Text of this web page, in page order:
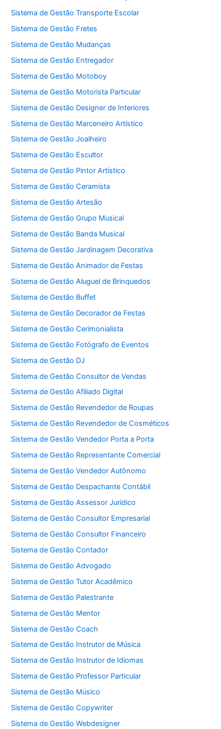
Sistema de Gestão Transporte Escolar
Sistema de Gestão Fretes
Sistema de Gestão Mudanças
Sistema de Gestão Entregador
Sistema de Gestão Motoboy
Sistema de Gestão Motorista Particular
Sistema de Gestão Designer de Interiores
Sistema de Gestão Marceneiro Artístico
Sistema de Gestão Joalheiro
Sistema de Gestão Escultor
Sistema de Gestão Pintor Artístico
Sistema de Gestão Ceramista
Sistema de Gestão Artesão
Sistema de Gestão Grupo Musical
Sistema de Gestão Banda Musical
Sistema de Gestão Jardinagem Decorativa
Sistema de Gestão Animador de Festas
Sistema de Gestão Aluguel de Brinquedos
Sistema de Gestão Buffet
Sistema de Gestão Decorador de Festas
Sistema de Gestão Cerimonialista
Sistema de Gestão Fotógrafo de Eventos
Sistema de Gestão DJ
Sistema de Gestão Consultor de Vendas
Sistema de Gestão Afiliado Digital
Sistema de Gestão Revendedor de Roupas
Sistema de Gestão Revendedor de Cosméticos
Sistema de Gestão Vendedor Porta a Porta
Sistema de Gestão Representante Comercial
Sistema de Gestão Vendedor Autônomo
Sistema de Gestão Despachante Contábil
Sistema de Gestão Assessor Jurídico
Sistema de Gestão Consultor Empresarial
Sistema de Gestão Consultor Financeiro
Sistema de Gestão Contador
Sistema de Gestão Advogado
Sistema de Gestão Tutor Acadêmico
Sistema de Gestão Palestrante
Sistema de Gestão Mentor
Sistema de Gestão Coach
Sistema de Gestão Instrutor de Música
Sistema de Gestão Instrutor de Idiomas
Sistema de Gestão Professor Particular
Sistema de Gestão Músico
Sistema de Gestão Copywriter
Sistema de Gestão Webdesigner